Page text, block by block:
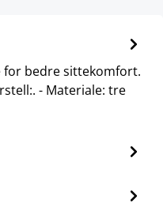
for bedre sittekomfort.
- Materiale: tre